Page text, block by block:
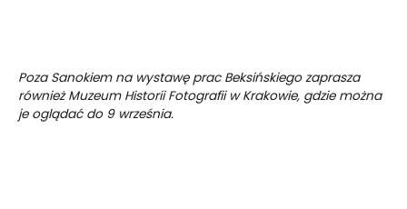
Poza Sanokiem na wystawę prac Beksińskiego zaprasza
również Muzeum Historii Fotografii w Krakowie, gdzie można
je oglądać do 9 września.